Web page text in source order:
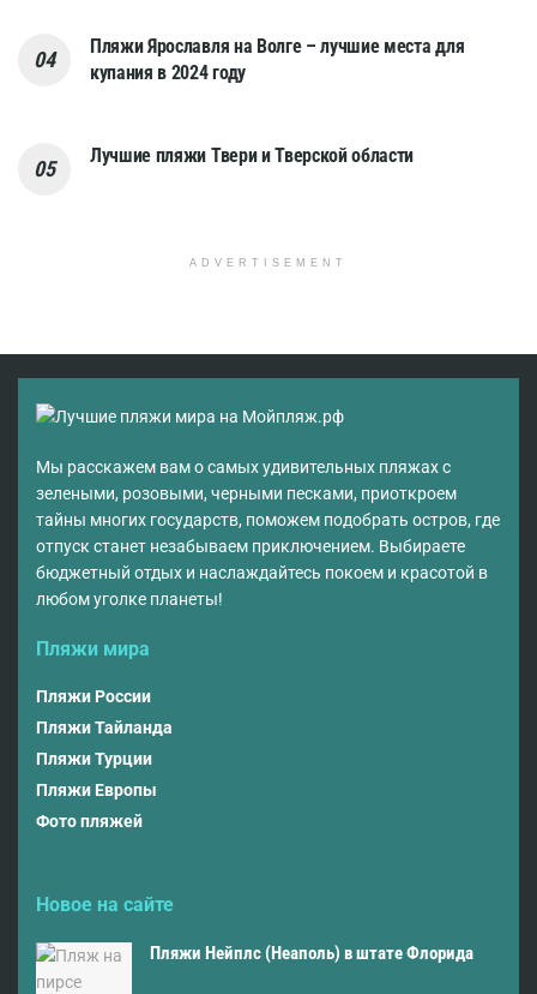
Пляжи Ярославля на Волге – лучшие места для
купания в 2024 году
Лучшие пляжи Твери и Тверской области
ADVERTISEMENT
Мы расскажем вам о самых удивительных пляжах с
зелеными, розовыми, черными песками, приоткроем
тайны многих государств, поможем подобрать остров, где
отпуск станет незабываем приключением. Выбираете
бюджетный отдых и наслаждайтесь покоем и красотой в
любом уголке планеты!
Пляжи мира
Пляжи России
Пляжи Тайланда
Пляжи Турции
Пляжи Европы
Фото пляжей
Новое на сайте
Пляжи Нейплс (Неаполь) в штате Флорида